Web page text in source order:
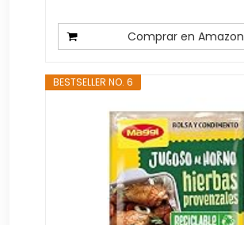
Comprar en Amazon
BESTSELLER NO. 6